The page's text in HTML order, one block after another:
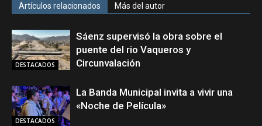
Artículos relacionados Más del autor
DESTACADOS
Sáenz supervisó la obra sobre el
puente del rio Vaqueros y
Circunvalación
DESTACADOS
La Banda Municipal invita a vivir una
«Noche de Película»